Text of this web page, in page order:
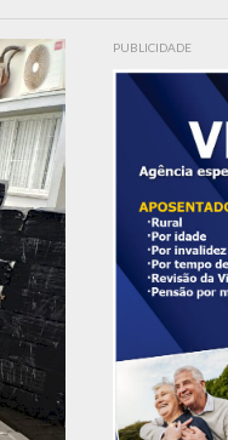
PUBLICIDADE